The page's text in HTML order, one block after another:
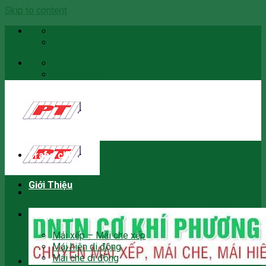
Skip to content
Trang chủ
Giới Thiệu
Sản phẩm
Mái xếp – Mái che xếp
Mái hiên di động
Mái che di động